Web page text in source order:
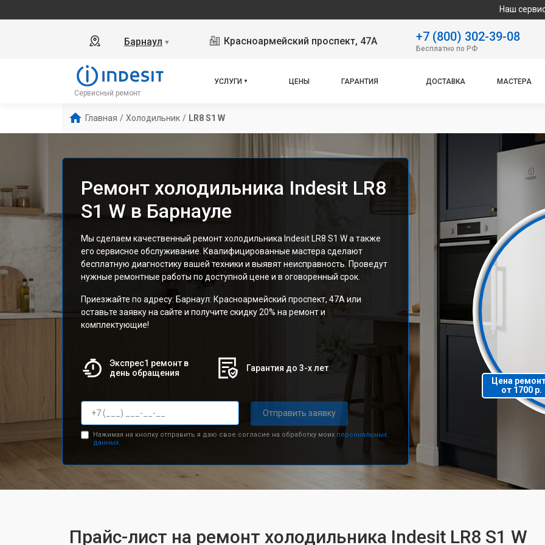
Наш сервисный центр
Барнаул ▼ Красноармейский проспект, 47А +7 (800) 302-39-08
Бесплатно по РФ
Сервисный ремонт
УСЛУГИ ЦЕНЫ ГАРАНТИЯ ДОСТАВКА МАСТЕРА
Главная / Холодильник / LR8 S1 W
Ремонт холодильника Indesit LR8
S1 W в Барнауле
Мы сделаем качественный ремонт холодильника Indesit LR8 S1 W а также
его сервисное обслуживание. Квалифицированные мастера сделают
бесплатную диагностику вашей техники и выявят неисправность. Проведут
нужные ремонтные работы по доступной цене и в оговоренный срок.
Приезжайте по адресу: Барнаул: Красноармейский проспект, 47А или
оставьте заявку на сайте и получите скидку 20% на ремонт и
комплектующие!
Экспрес1 ремонт в
день обращения
Гарантия до 3-х лет
Отправить заявку
Нажимая на кнопку отправить я даю свое согласие на обработку моих персональных
данных.
Цена
от 1700 р.
Прайс-лист на ремонт холодильника Indesit LR8 S1 W